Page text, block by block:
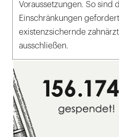
Voraussetzungen. So sind
Einschränkungen
existenzsichernde
ausschließen.